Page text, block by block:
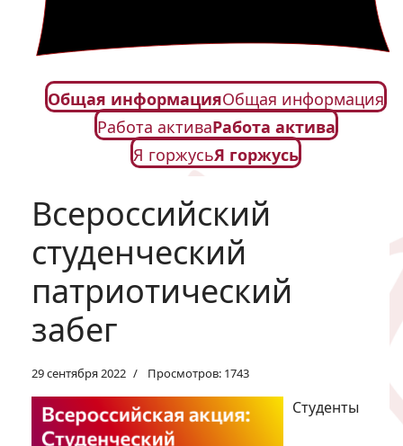
Общая информацияОбщая информация
Работа активаРабота актива
Я горжусьЯ горжусь
Всероссийский
студенческий
патриотический
забег
29 сентября 2022 Просмотров: 1743
Студенты